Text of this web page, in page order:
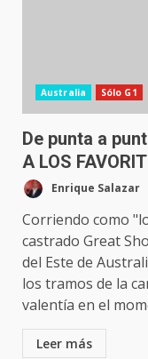
Australia Sólo G1
De punta a
A LOS
Enrique Salazar
Corriendo como
castrado Great
del Este de
los tramos de la
valentía en el
Leer más